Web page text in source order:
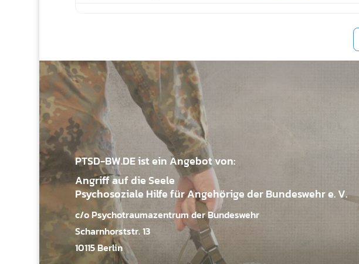
PTSD-BW.DE ist ein Angebot von:
Angriff auf die Seele
Psychosoziale Hilfe für Angehörige der Bundeswehr e. V.
c/o Psychotraumazentrum der Bundeswehr
Scharnhorststr. 13
10115 Berlin